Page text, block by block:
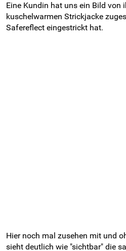
Eine Kundin hat uns ein Bild von
kuschelwarmen Strickjacke
Safereflect eingestrickt hat.
Hier noch mal zusehen mit und
sieht deutlich wie "sichtbar" die